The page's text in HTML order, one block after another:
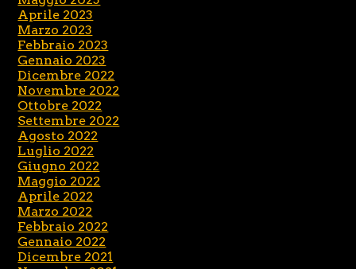
Aprile 2023
Marzo 2023
Febbraio 2023
Gennaio 2023
Dicembre 2022
Novembre 2022
Ottobre 2022
Settembre 2022
Agosto 2022
Luglio 2022
Giugno 2022
Maggio 2022
Aprile 2022
Marzo 2022
Febbraio 2022
Gennaio 2022
Dicembre 2021